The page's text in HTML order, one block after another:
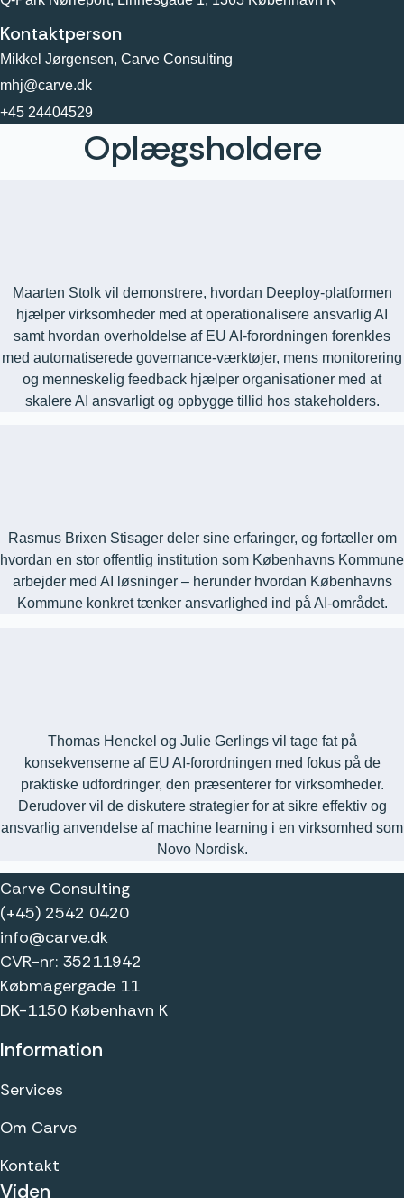
Kontaktperson
Mikkel Jørgensen, Carve Consulting
mhj@carve.dk
+45 24404529
Oplægsholdere
Maarten Stolk vil demonstrere, hvordan Deeploy-platformen
hjælper virksomheder med at operationalisere ansvarlig AI
samt hvordan overholdelse af EU AI-forordningen forenkles
med automatiserede governance-værktøjer, mens monitorering
og menneskelig feedback hjælper organisationer med at
skalere AI ansvarligt og opbygge tillid hos stakeholders.
Rasmus Brixen Stisager deler sine erfaringer, og fortæller om
hvordan en stor offentlig institution som Københavns Kommune
arbejder med AI løsninger – herunder hvordan Københavns
Kommune konkret tænker ansvarlighed ind på AI-området.
Thomas Henckel og Julie Gerlings vil tage fat på
konsekvenserne af EU AI-forordningen med fokus på de
praktiske udfordringer, den præsenterer for virksomheder.
Derudover vil de diskutere strategier for at sikre effektiv og
ansvarlig anvendelse af machine learning i en virksomhed som
Novo Nordisk.
Carve Consulting
(+45) 2542 0420
info@carve.dk
CVR-nr: 35211942
Købmagergade 11
DK-1150 København K
Information
Services
Om Carve
Kontakt
Viden